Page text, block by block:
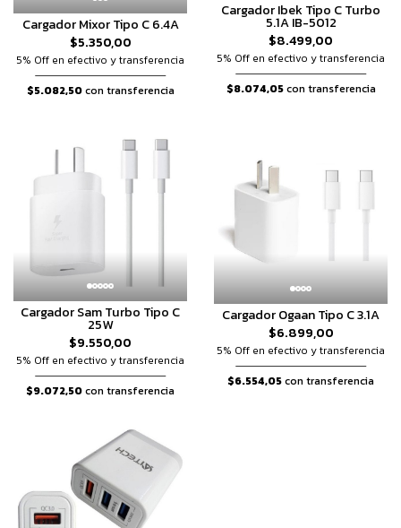
Cargador Mixor Tipo C 6.4A
$5.350,00
5% Off en efectivo y transferencia
$5.082,50con transferencia
Cargador Ibek Tipo C Turbo
5.1A IB-5012
$8.499,00
5% Off en efectivo y transferencia
$8.074,05con transferencia
Cargador Sam Turbo Tipo C
25W
$9.550,00
5% Off en efectivo y transferencia
$9.072,50con transferencia
Cargador Ogaan Tipo C 3.1A
$6.899,00
5% Off en efectivo y transferencia
$6.554,05con transferencia